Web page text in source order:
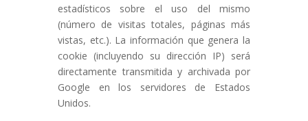
estadísticos sobre el uso del mismo
(número de visitas totales, páginas más
vistas, etc.). La información que genera la
cookie (incluyendo su dirección IP) será
directamente transmitida y archivada por
Google en los servidores de Estados
Unidos.